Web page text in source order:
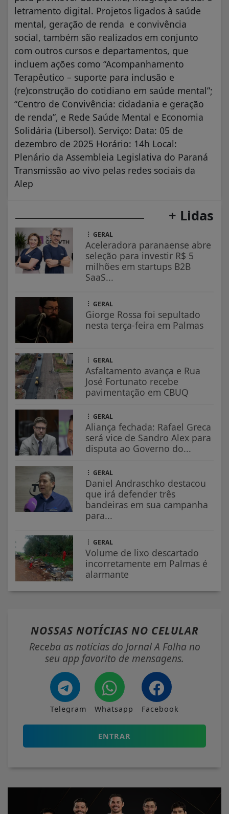
letramento digital. Projetos ligados à saúde
mental, geração de renda e convivência
social, também são realizados em conjunto
com outros cursos e departamentos, que
incluem ações como “Acompanhamento
Terapêutico – suporte para inclusão e
(re)construção do cotidiano em saúde mental”;
“Centro de Convivência: cidadania e geração
de renda”, e Rede Saúde Mental e Economia
Solidária (Libersol). Serviço: Data: 05 de
dezembro de 2025 Horário: 14h Local:
Plenário da Assembleia Legislativa do Paraná
Transmissão ao vivo pelas redes sociais da
Alep
+ Lidas
GERAL
Aceleradora paranaense abre
seleção para investir R$ 5
milhões em startups B2B
SaaS...
GERAL
Giorge Rossa foi sepultado
nesta terça-feira em Palmas
GERAL
Asfaltamento avança e Rua
José Fortunato recebe
pavimentação em CBUQ
GERAL
Aliança fechada: Rafael Greca
será vice de Sandro Alex para
disputa ao Governo do...
GERAL
Daniel Andraschko destacou
que irá defender três
bandeiras em sua campanha
para...
GERAL
Volume de lixo descartado
incorretamente em Palmas é
alarmante
NOSSAS NOTÍCIAS NO CELULAR
Receba as notícias do Jornal A Folha no
seu app favorito de mensagens.
Telegram Whatsapp Facebook
ENTRAR